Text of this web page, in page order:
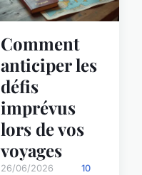
Comment
anticiper les
défis
imprévus
lors de vos
voyages
26/06/2026
10